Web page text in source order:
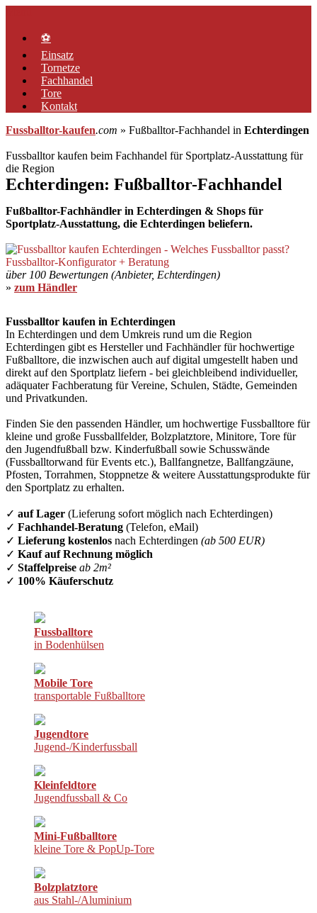
springen⚽
Einsatz
Tornetze
Fachhandel
Tore
Kontakt
Fussballtor-kaufen.com » Fußballtor-Fachhandel in Echterdingen
Fussballtor kaufen beim Fachhandel für Sportplatz-Ausstattung für
die Region
Echterdingen: Fußballtor-Fachhandel
Fußballtor-Fachhändler in Echterdingen & Shops für
Sportplatz-Ausstattung, die Echterdingen beliefern.
über 100 Bewertungen (Anbieter, Echterdingen)
» zum Händler
Fussballtor kaufen in Echterdingen
In Echterdingen und dem Umkreis rund um die Region
Echterdingen gibt es Hersteller und Fachhändler für hochwertige
Fußballtore, die inzwischen auch auf digital umgestellt haben und
direkt auf den Sportplatz liefern - bei gleichbleibend individueller,
adäquater Fachberatung für Vereine, Schulen, Städte, Gemeinden
und Privatkunden.
Finden Sie den passenden Händler, um hochwertige Fussballtore für
kleine und große Fussballfelder, Bolzplatztore, Minitore, Tore für
den Jugendfußball bzw. Kinderfußball sowie Schusswände
(Fussballtorwand für Events etc.), Ballfangnetze, Ballfangzäune,
Pfosten, Torrahmen, Stoppnetze & weitere Ausstattungsprodukte für
den Sportplatz zu erhalten.
✓ auf Lager (Lieferung sofort möglich nach Echterdingen)
✓ Fachhandel-Beratung (Telefon, eMail)
✓ Lieferung kostenlos nach Echterdingen (ab 500 EUR)
✓ Kauf auf Rechnung möglich
✓ Staffelpreise ab 2m²
✓ 100% Käuferschutz
Fussballtore
in Bodenhülsen
Mobile Tore
transportable Fußballtore
Jugendtore
Jugend-/Kinderfussball
Kleinfeldtore
Jugendfussball & Co
Mini-Fußballtore
kleine Tore & PopUp-Tore
Bolzplatztore
aus Stahl-/Aluminium